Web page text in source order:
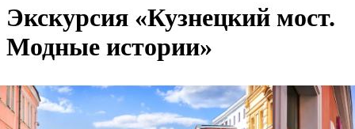
Экскурсия «Кузнецкий мост.
Модные истории»